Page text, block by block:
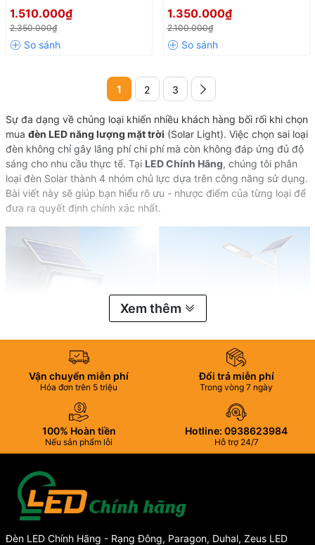
1.510.000₫
2.350.000₫
1.350.000₫
2.100.000₫
1 2 3
Sự đa dạng về chủng loại khiến nhiều khách hàng bối rối khi chọn
mua đèn LED năng lượng mặt trời (Solar Light). Việc chọn sai loại
đèn không chỉ gây lãng phí chi phí mà còn không đáp ứng đủ độ
sáng cho nhu cầu thực tế. Tại LED Chính Hãng, chúng tôi phân
loại đèn Solar thành 4 nhóm chủ lực dựa trên công năng sử dụng.
Bài viết này sẽ giúp bạn hiểu rõ ưu - nhược điểm của từng loại để
đưa ra quyết định chính xác nhất.
Xem thêm
Vận chuyển miễn phí
Hóa đơn trên 5 triệu
Đổi trả miễn phí
Trong vòng 7 ngày
100% Hoàn tiền
Nếu sản phẩm lỗi
Hotline: 0938623984
Hỗ trợ 24/7
Đèn LED Chính Hãng - Rạng Đông, Paragon, Duhal, Zeus LED